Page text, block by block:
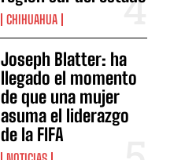
CHIHUAHUA
Joseph Blatter: ha
llegado el momento
de que una mujer
asuma el liderazgo
de la FIFA